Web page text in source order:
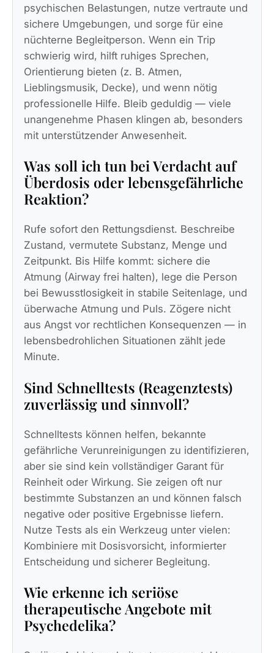
psychischen Belastungen, nutze vertraute und
sichere Umgebungen, und sorge für eine
nüchterne Begleitperson. Wenn ein Trip
schwierig wird, hilft ruhiges Sprechen,
Orientierung bieten (z. B. Atmen,
Lieblingsmusik, Decke), und wenn nötig
professionelle Hilfe. Bleib geduldig — viele
unangenehme Phasen klingen ab, besonders
mit unterstützender Anwesenheit.
Was soll ich tun bei Verdacht auf
Überdosis oder lebensgefährliche
Reaktion?
Rufe sofort den Rettungsdienst. Beschreibe
Zustand, vermutete Substanz, Menge und
Zeitpunkt. Bis Hilfe kommt: sichere die
Atmung (Airway frei halten), lege die Person
bei Bewusstlosigkeit in stabile Seitenlage, und
überwache Atmung und Puls. Zögere nicht
aus Angst vor rechtlichen Konsequenzen — in
lebensbedrohlichen Situationen zählt jede
Minute.
Sind Schnelltests (Reagenztests)
zuverlässig und sinnvoll?
Schnelltests können helfen, bekannte
gefährliche Verunreinigungen zu identifizieren,
aber sie sind kein vollständiger Garant für
Reinheit oder Wirkung. Sie zeigen oft nur
bestimmte Substanzen an und können falsch
negative oder positive Ergebnisse liefern.
Nutze Tests als ein Werkzeug unter vielen:
Kombiniere mit Dosisvorsicht, informierter
Entscheidung und sicherer Begleitung.
Wie erkenne ich seriöse
therapeutische Angebote mit
Psychedelika?